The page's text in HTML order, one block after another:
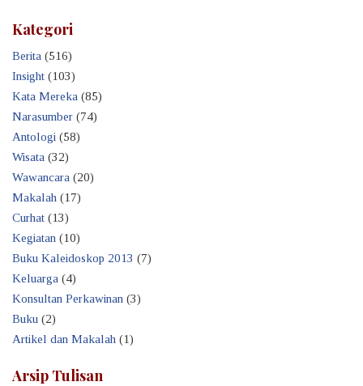
Kategori
Berita (516)
Insight (103)
Kata Mereka (85)
Narasumber (74)
Antologi (58)
Wisata (32)
Wawancara (20)
Makalah (17)
Curhat (13)
Kegiatan (10)
Buku Kaleidoskop 2013 (7)
Keluarga (4)
Konsultan Perkawinan (3)
Buku (2)
Artikel dan Makalah (1)
Arsip Tulisan